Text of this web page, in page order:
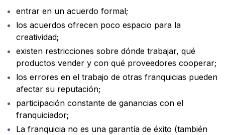
entrar en un acuerdo formal;
los acuerdos ofrecen poco espacio para la
creatividad;
existen restricciones sobre dónde trabajar, qué
productos vender y con qué proveedores cooperar;
los errores en el trabajo de otras franquicias pueden
afectar su reputación;
participación constante de ganancias con el
franquiciador;
La franquicia no es una garantía de éxito (también